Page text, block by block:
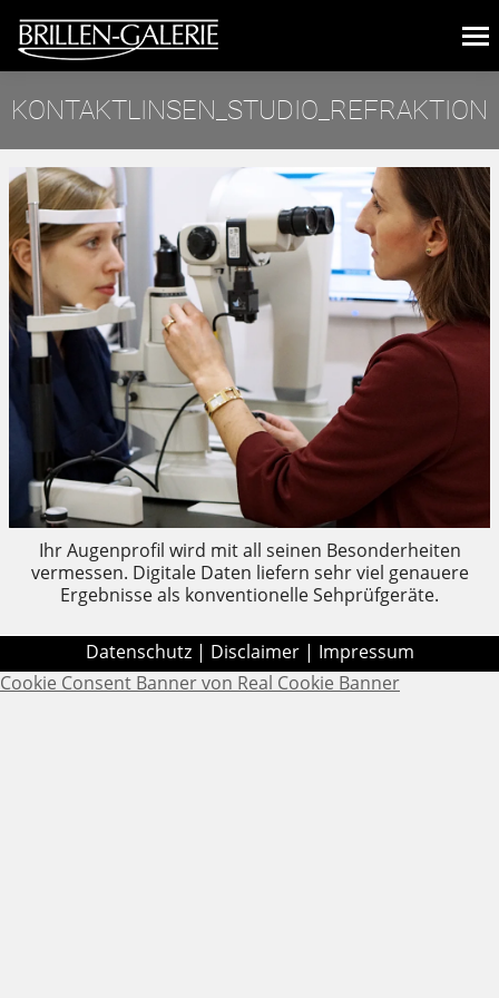
KONTAKTLINSEN_STUDIO_REFRAKTION
Ihr Augenprofil wird mit all seinen Besonderheiten
vermessen. Digitale Daten liefern sehr viel genauere
Ergebnisse als konventionelle Sehprüfgeräte.
Datenschutz| Disclaimer| Impressum
Cookie Consent Banner von Real Cookie Banner